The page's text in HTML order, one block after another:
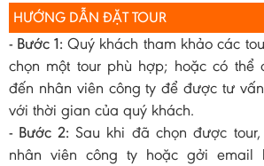
HƯỚNG DẪN ĐẶT TOUR
- Bước 1: Quý khách tham khảo các
chọn một tour phù hợp; hoặc có thể
đến nhân viên công ty để được tư
với thời gian của quý khách.
- Bước 2: Sau khi đã chọn được
nhân viên công ty hoặc gởi email